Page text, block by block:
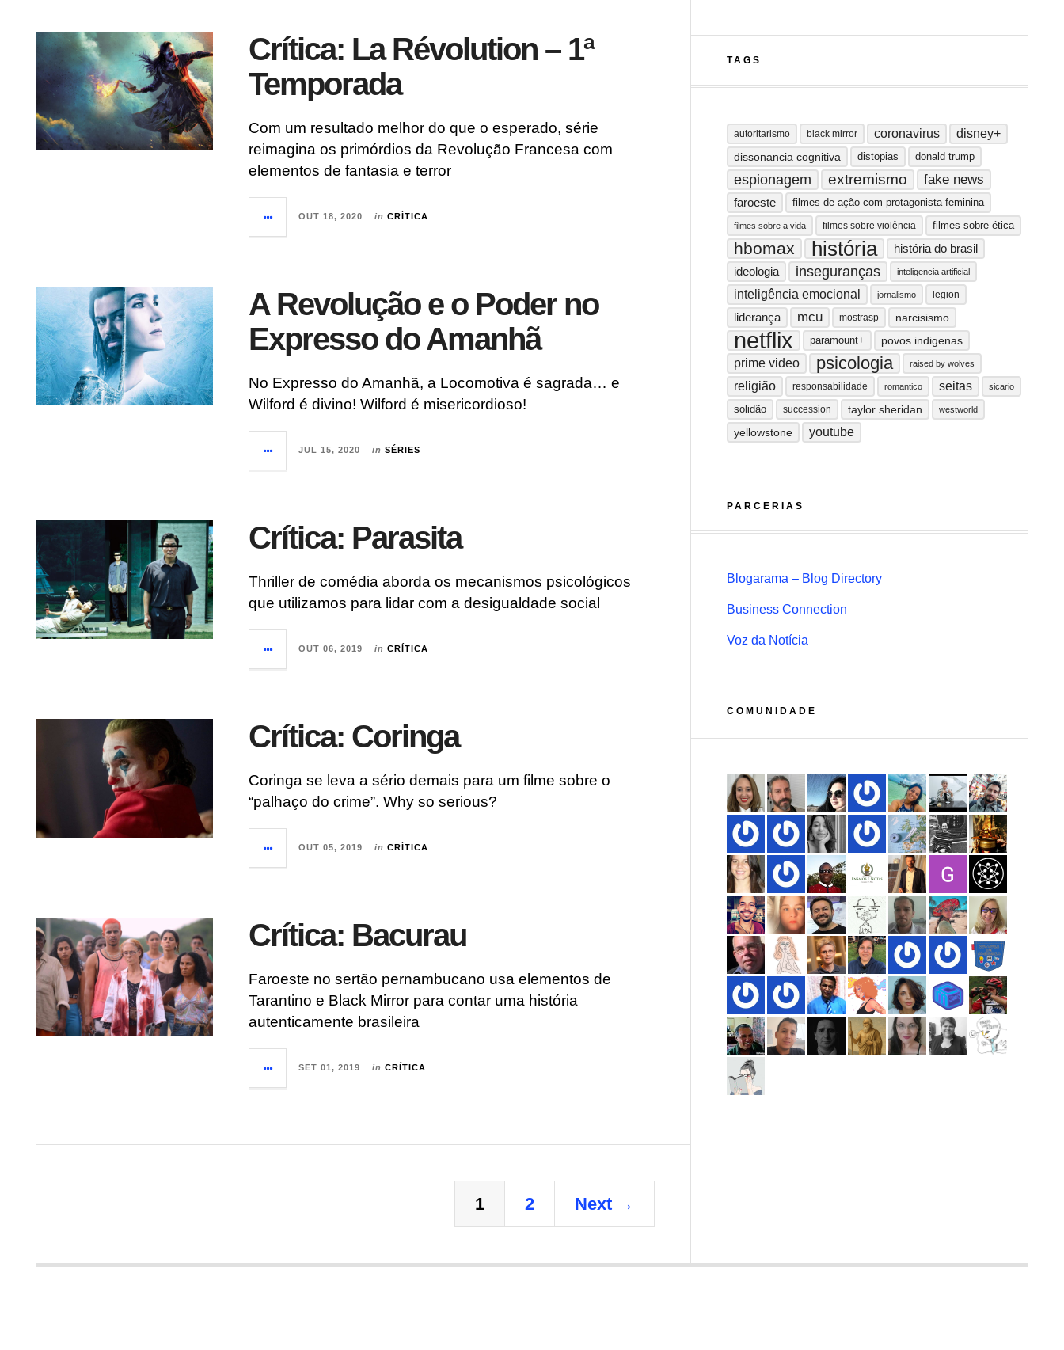
Crítica: La Révolution – 1ª
Temporada
Com um resultado melhor do que o esperado, série
reimagina os primórdios da Revolução Francesa com
elementos de fantasia e terror
OUT 18, 2020 in CRÍTICA
A Revolução e o Poder no
Expresso do Amanhã
No Expresso do Amanhã, a Locomotiva é sagrada… e
Wilford é divino! Wilford é misericordioso!
JUL 15, 2020 in SÉRIES
Crítica: Parasita
Thriller de comédia aborda os mecanismos psicológicos
que utilizamos para lidar com a desigualdade social
OUT 06, 2019 in CRÍTICA
Crítica: Coringa
Coringa se leva a sério demais para um filme sobre o
“palhaço do crime”. Why so serious?
OUT 05, 2019 in CRÍTICA
Crítica: Bacurau
Faroeste no sertão pernambucano usa elementos de
Tarantino e Black Mirror para contar uma história
autenticamente brasileira
SET 01, 2019 in CRÍTICA
1 2 Next →
TAGS
autoritarismo black mirror coronavirus disney+
dissonancia cognitiva distopias donald trump
espionagem extremismo fake news
faroeste filmes de ação com protagonista feminina
filmes sobre a vida filmes sobre violência filmes sobre ética
hbomax história história do brasil
ideologia inseguranças inteligencia artificial
inteligência emocional jornalismo legion
liderança mcu mostrasp narcisismo
netflix paramount+ povos indigenas
prime video psicologia raised by wolves
religião responsabilidade romantico seitas sicario
solidão succession taylor sheridan westworld
yellowstone youtube
PARCERIAS
Blogarama – Blog Directory
Business Connection
Voz da Notícia
COMUNIDADE